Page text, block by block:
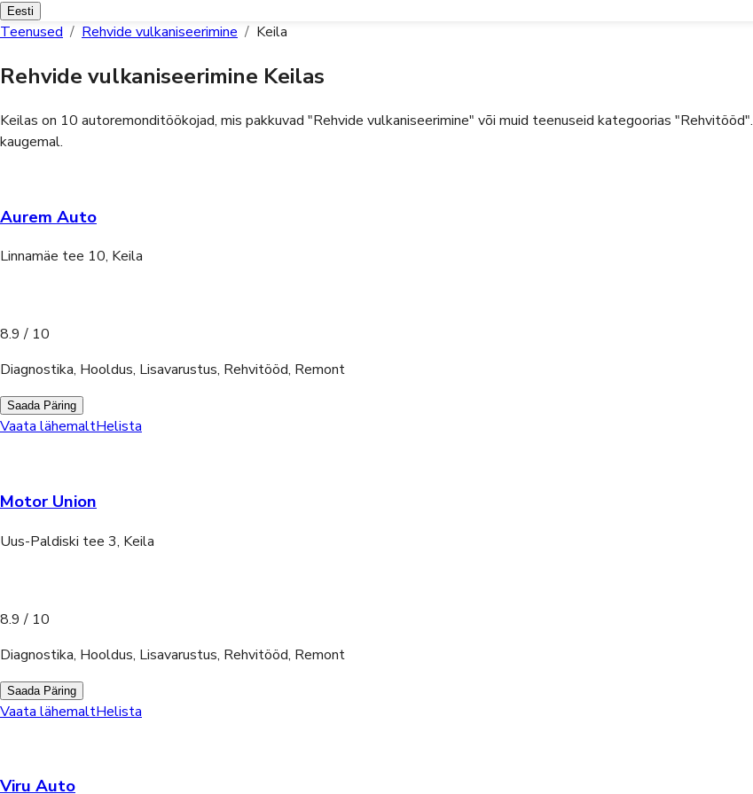
Eesti
Teenused / Rehvide vulkaniseerimine / Keila
Rehvide vulkaniseerimine Keilas
Keilas on 10 autoremonditöökojad, mis pakkuvad "Rehvide vulkaniseerimine" või muid teenuseid kategoorias "Rehvitööd".
kaugemal.
Aurem Auto
Linnamäe tee 10, Keila
8.9 / 10
Diagnostika, Hooldus, Lisavarustus, Rehvitööd, Remont
Saada Päring
Vaata lähemaltHelista
Motor Union
Uus-Paldiski tee 3, Keila
8.9 / 10
Diagnostika, Hooldus, Lisavarustus, Rehvitööd, Remont
Saada Päring
Vaata lähemaltHelista
Viru Auto